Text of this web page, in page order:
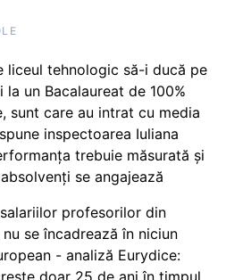
liceul tehnologic să-i ducă pe
un Bacalaureat de 100%
sunt care au intrat cu media
inspectoarea Iuliana
trebuie măsurată și
se angajează
profesorilor din
nu se încadrează în niciun
- analiză Eurydice: